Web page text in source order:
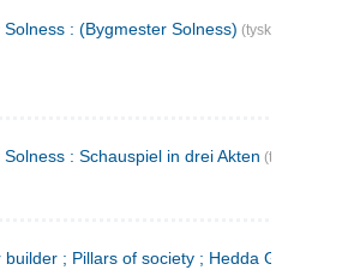
Solness : (Bygmester Solness) (tysk)
: Schauspiel in drei Akten (tysk)
; Pillars of society ; Hedda Gabler